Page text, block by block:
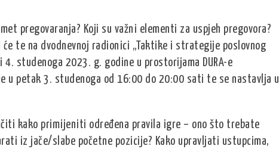
pregovaranja? Koji su važni elementi za uspjeh pregovora?
te na dvodnevnoj radionici „Taktike i strategije poslovnog
studenoga 2023. g. godine u prostorijama DURA-e
u petak 3. studenoga od 16:00 do 20:00 sati te se nastavlja u
kako primijeniti određena pravila igre – ono što trebate
iz jače/slabe početne pozicije? Kako upravljati ustupcima,